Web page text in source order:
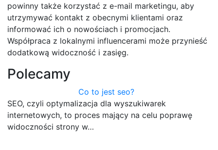
powinny także korzystać z e-mail marketingu, aby
utrzymywać kontakt z obecnymi klientami oraz
informować ich o nowościach i promocjach.
Współpraca z lokalnymi influencerami może przynieść
dodatkową widoczność i zasięg.
Polecamy
Co to jest seo?
SEO, czyli optymalizacja dla wyszukiwarek
internetowych, to proces mający na celu poprawę
widoczności strony w…